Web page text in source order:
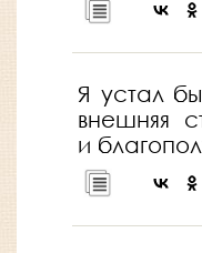
Я устал
внешняя
и